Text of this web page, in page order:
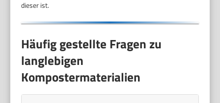
dieser ist.
Häufig gestellte Fragen zu
langlebigen
Kompostermaterialien